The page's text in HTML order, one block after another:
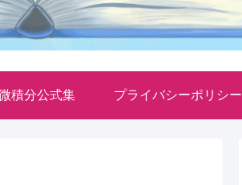
積分公式集 プライバシーポリシー